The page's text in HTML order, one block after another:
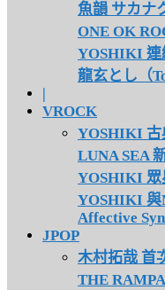
魚韻 サカナ
ONE OK
YOSHIKI
龍玄とし（
VROCK
YOSHIKI
LUNA SEA
YOSHIKI
YOSHIKI
Affective
JPOP
木村拓哉 首
THE